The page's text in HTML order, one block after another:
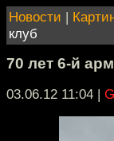
Новости |
клуб
70 лет 6-й
03.06.12 11:04 |